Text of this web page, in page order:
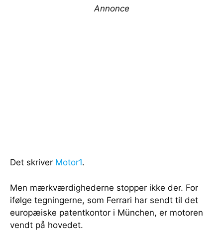
Annonce
Det skriver Motor1.
Men mærkværdighederne stopper ikke der. For
ifølge tegningerne, som Ferrari har sendt til det
europæiske patentkontor i München, er motoren
vendt på hovedet.